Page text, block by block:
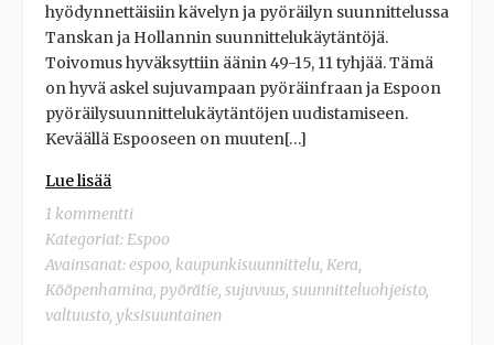
hyödynnettäisiin kävelyn ja pyöräilyn suunnittelussa
Tanskan ja Hollannin suunnittelukäytäntöjä.
Toivomus hyväksyttiin äänin 49-15, 11 tyhjää. Tämä
on hyvä askel sujuvampaan pyöräinfraan ja Espoon
pyöräilysuunnittelukäytäntöjen uudistamiseen.
Keväällä Espooseen on muuten[…]
Lue lisää
1 kommentti
Kategoriat:Espoo
Avainsanat:espoo, kaupunkisuunnittelu, Kera,
Kööpenhamina, pyörätie, sujuvuus, suunnitteluohjeisto,
valtuusto, yksisuuntainen